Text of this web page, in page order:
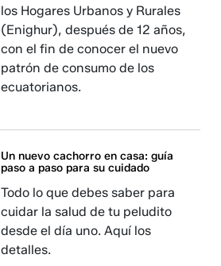
los Hogares Urbanos y Rurales
(Enighur), después de 12 años,
con el fin de conocer el nuevo
patrón de consumo de los
ecuatorianos.
Un nuevo cachorro en casa: guía
paso a paso para su cuidado
Todo lo que debes saber para
cuidar la salud de tu peludito
desde el día uno. Aquí los
detalles.